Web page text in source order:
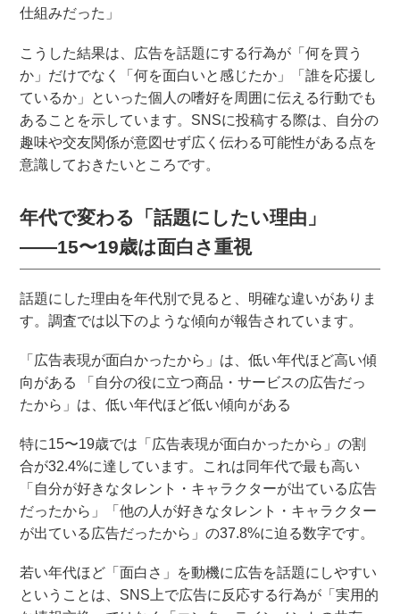
仕組みだった」
こうした結果は、広告を話題にする行為が「何を買う
か」だけでなく「何を面白いと感じたか」「誰を応援し
ているか」といった個人の嗜好を周囲に伝える行動でも
あることを示しています。SNSに投稿する際は、自分の
趣味や交友関係が意図せず広く伝わる可能性がある点を
意識しておきたいところです。
年代で変わる「話題にしたい理由」
――15〜19歳は面白さ重視
話題にした理由を年代別で見ると、明確な違いがありま
す。調査では以下のような傾向が報告されています。
「広告表現が面白かったから」は、低い年代ほど高い傾
向がある 「自分の役に立つ商品・サービスの広告だっ
たから」は、低い年代ほど低い傾向がある
特に15〜19歳では「広告表現が面白かったから」の割
合が32.4%に達しています。これは同年代で最も高い
「自分が好きなタレント・キャラクターが出ている広告
だったから」「他の人が好きなタレント・キャラクター
が出ている広告だったから」の37.8%に迫る数字です。
若い年代ほど「面白さ」を動機に広告を話題にしやすい
ということは、SNS上で広告に反応する行為が「実用的